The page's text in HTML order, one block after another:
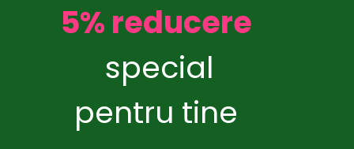
5% reducere
special
pentru tine